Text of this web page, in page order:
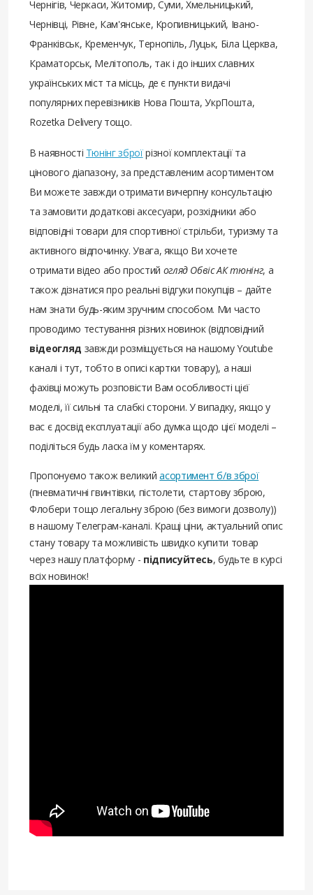
Чернігів, Черкаси, Житомир, Суми, Хмельницький,
Чернівці, Рівне, Кам'янське, Кропивницький, Івано-
Франківськ, Кременчук, Тернопіль, Луцьк, Біла Церква,
Краматорськ, Мелітополь, так і до інших славних
українських міст та місць, де є пункти видачі
популярних перевізників Нова Пошта, УкрПошта,
Rozetka Delivery тощо.
В наявності Тюнінг зброїрізної комплектації та
цінового діапазону, за представленим асортиментом
Ви можете завжди отримати вичерпну консультацію
та замовити додаткові аксесуари, розхідники або
відповідні товари для спортивної стрільби, туризму та
активного відпочинку. Увага, якщо Ви хочете
отримати відео або простий огляд Обвіс АК тюнінг, а
також дізнатися про реальні відгуки покупців – дайте
нам знати будь-яким зручним способом. Ми часто
проводимо тестування різних новинок (відповідний
відеогляд завжди розміщується на нашому Youtube
каналі і тут, тобто в описі картки товару), а наші
фахівці можуть розповісти Вам особливості цієї
моделі, її сильні та слабкі сторони. У випадку, якщо у
вас є досвід експлуатації або думка щодо цієї моделі –
поділіться будь ласка їм у коментарях.
Пропонуємо також великийасортимент б/в зброї
(пневматичні гвинтівки, пістолети, стартову зброю,
Флобери тощо легальну зброю (без вимоги дозволу))
в нашому Телеграм-каналі. Кращі ціни, актуальний опис
стану товару та можливість швидко купити товар
через нашу платформу - підписуйтесь, будьте в курсі
всіх новинок!